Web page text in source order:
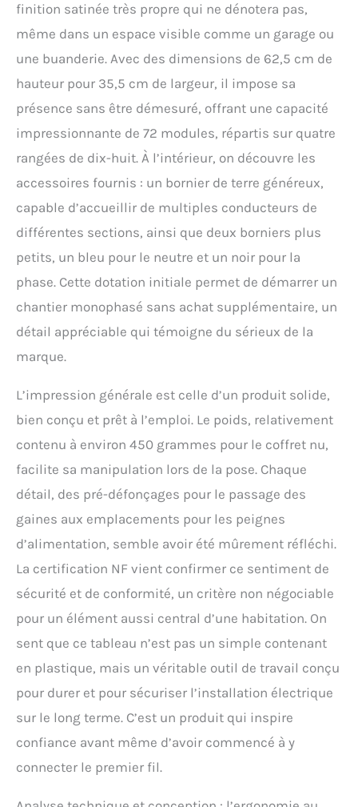
finition satinée très propre qui ne dénotera pas,
même dans un espace visible comme un garage ou
une buanderie. Avec des dimensions de 62,5 cm de
hauteur pour 35,5 cm de largeur, il impose sa
présence sans être démesuré, offrant une capacité
impressionnante de 72 modules, répartis sur quatre
rangées de dix-huit. À l’intérieur, on découvre les
accessoires fournis : un bornier de terre généreux,
capable d’accueillir de multiples conducteurs de
différentes sections, ainsi que deux borniers plus
petits, un bleu pour le neutre et un noir pour la
phase. Cette dotation initiale permet de démarrer un
chantier monophasé sans achat supplémentaire, un
détail appréciable qui témoigne du sérieux de la
marque.
L’impression générale est celle d’un produit solide,
bien conçu et prêt à l’emploi. Le poids, relativement
contenu à environ 450 grammes pour le coffret nu,
facilite sa manipulation lors de la pose. Chaque
détail, des pré-défonçages pour le passage des
gaines aux emplacements pour les peignes
d’alimentation, semble avoir été mûrement réfléchi.
La certification NF vient confirmer ce sentiment de
sécurité et de conformité, un critère non négociable
pour un élément aussi central d’une habitation. On
sent que ce tableau n’est pas un simple contenant
en plastique, mais un véritable outil de travail conçu
pour durer et pour sécuriser l’installation électrique
sur le long terme. C’est un produit qui inspire
confiance avant même d’avoir commencé à y
connecter le premier fil.